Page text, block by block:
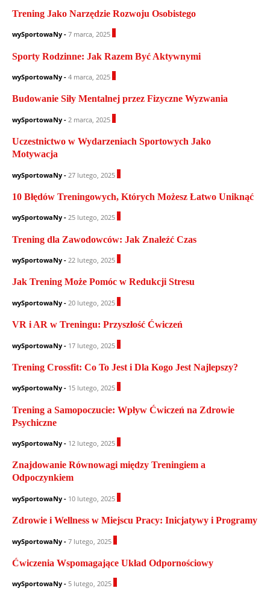
Trening Jako Narzędzie Rozwoju Osobistego
wySportowaNy - 7 marca, 2025
Sporty Rodzinne: Jak Razem Być Aktywnymi
wySportowaNy - 4 marca, 2025
Budowanie Siły Mentalnej przez Fizyczne Wyzwania
wySportowaNy - 2 marca, 2025
Uczestnictwo w Wydarzeniach Sportowych Jako
Motywacja
wySportowaNy - 27 lutego, 2025
10 Błędów Treningowych, Których Możesz Łatwo Uniknąć
wySportowaNy - 25 lutego, 2025
Trening dla Zawodowców: Jak Znaleźć Czas
wySportowaNy - 22 lutego, 2025
Jak Trening Może Pomóc w Redukcji Stresu
wySportowaNy - 20 lutego, 2025
VR i AR w Treningu: Przyszłość Ćwiczeń
wySportowaNy - 17 lutego, 2025
Trening Crossfit: Co To Jest i Dla Kogo Jest Najlepszy?
wySportowaNy - 15 lutego, 2025
Trening a Samopoczucie: Wpływ Ćwiczeń na Zdrowie
Psychiczne
wySportowaNy - 12 lutego, 2025
Znajdowanie Równowagi między Treningiem a
Odpoczynkiem
wySportowaNy - 10 lutego, 2025
Zdrowie i Wellness w Miejscu Pracy: Inicjatywy i Programy
wySportowaNy - 7 lutego, 2025
Ćwiczenia Wspomagające Układ Odpornościowy
wySportowaNy - 5 lutego, 2025